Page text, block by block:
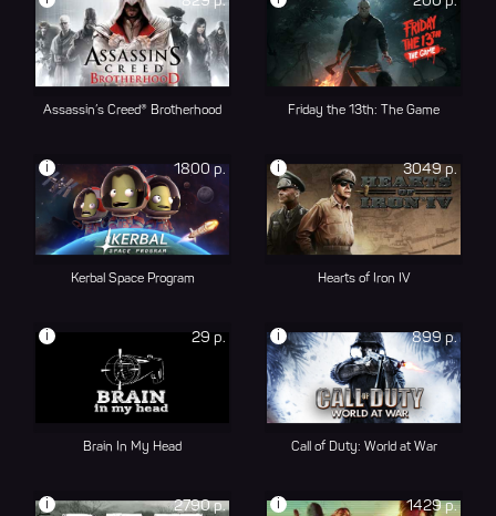
Assassin’s Creed® Brotherhood Friday the 13th: The Game
1800 р.
i
Kerbal Space Program
3049 р.
i
Hearts of Iron IV
29 р.
i
Brain In My Head
899 р.
i
Call of Duty: World at War
2790 р.
i 1429 р.
i